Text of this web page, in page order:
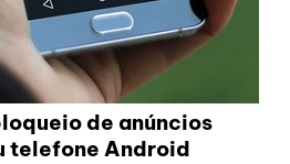
de anúncios
telefone Android